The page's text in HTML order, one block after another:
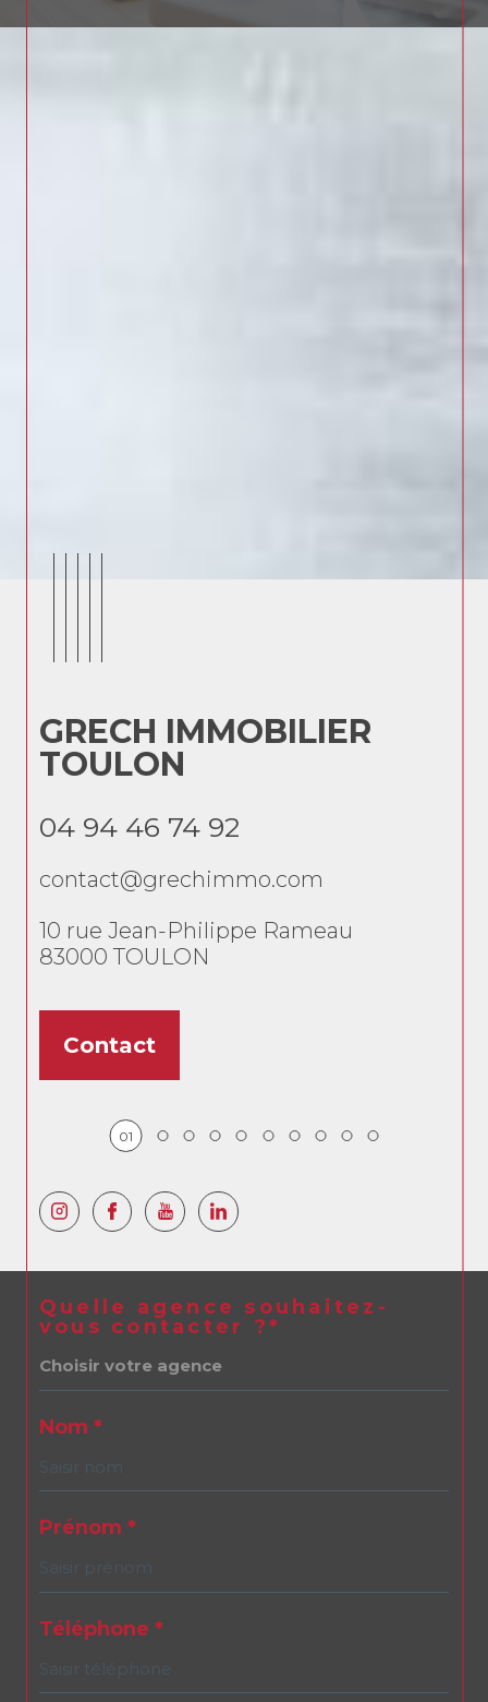
Quelle agence souhaitez-
vous contacter ?*
Choisir votre agence
Nom *
Prénom *
Téléphone *
GRECH IMMOBILIER
TOULON
04 94 46 74 92
contact@grechimmo.com
10 rue Jean-Philippe Rameau
83000
TOULON
Contact
01